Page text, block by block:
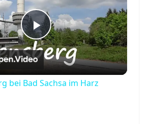
Play
Video
bei Bad Sachsa im Harz